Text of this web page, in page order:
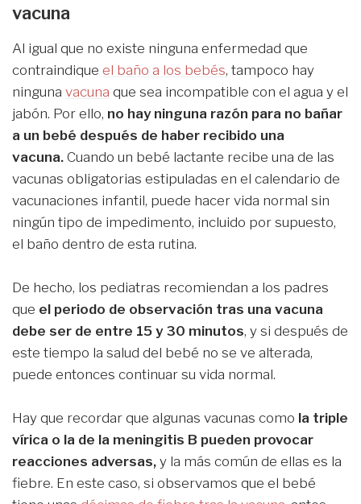
vacuna
Al igual que no existe ninguna enfermedad que
contraindique el baño a los bebés, tampoco hay
ninguna vacuna que sea incompatible con el agua y el
jabón. Por ello, no hay ninguna razón para no bañar
a un bebé después de haber recibido una
vacuna. Cuando un bebé lactante recibe una de las
vacunas obligatorias estipuladas en el calendario de
vacunaciones infantil, puede hacer vida normal sin
ningún tipo de impedimento, incluido por supuesto,
el baño dentro de esta rutina.
De hecho, los pediatras recomiendan a los padres
que el periodo de observación tras una vacuna
debe ser de entre 15 y 30 minutos, y si después de
este tiempo la salud del bebé no se ve alterada,
puede entonces continuar su vida normal.
Hay que recordar que algunas vacunas como la triple
vírica o la de la meningitis B pueden provocar
reacciones adversas, y la más común de ellas es la
fiebre. En este caso, si observamos que el bebé